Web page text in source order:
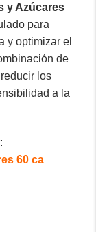
y Azúcares
para
y optimizar el
de
los
a la
60 ca